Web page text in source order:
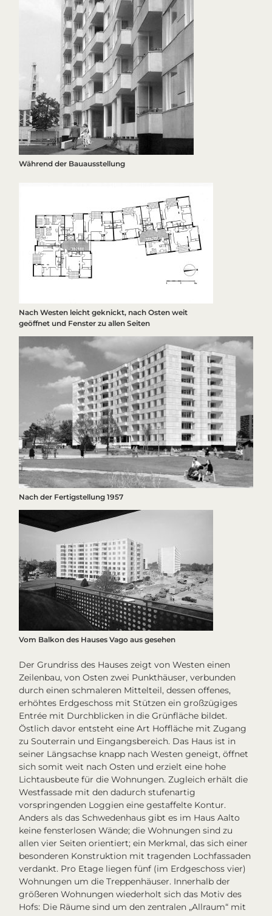
Während der Bauausstellung
Nach Westen leicht geknickt, nach Osten weit
geöffnet und Fenster zu allen Seiten
Nach der Fertigstellung 1957
Vom Balkon des Hauses Vago aus gesehen
Der Grundriss des Hauses zeigt von Westen einen
Zeilenbau, von Osten zwei Punkthäuser, verbunden
durch einen schmaleren Mittelteil, dessen offenes,
erhöhtes Erdgeschoss mit Stützen ein großzügiges
Entrée mit Durchblicken in die Grünfläche bildet.
Östlich davor entsteht eine Art Hoffläche mit Zugang
zu Souterrain und Eingangsbereich. Das Haus ist in
seiner Längsachse knapp nach Westen geneigt, öffnet
sich somit weit nach Osten und erzielt eine hohe
Lichtausbeute für die Wohnungen. Zugleich erhält die
Westfassade mit den dadurch stufenartig
vorspringenden Loggien eine gestaffelte Kontur.
Anders als das Schwedenhaus gibt es im Haus Aalto
keine fensterlosen Wände; die Wohnungen sind zu
allen vier Seiten orientiert; ein Merkmal, das sich einer
besonderen Konstruktion mit tragenden Lochfassaden
verdankt. Pro Etage liegen fünf (im Erdgeschoss vier)
Wohnungen um die Treppenhäuser. Innerhalb der
größeren Wohnungen wiederholt sich das Motiv des
Hofs: Die Räume sind um den zentralen „Allraum“ mit